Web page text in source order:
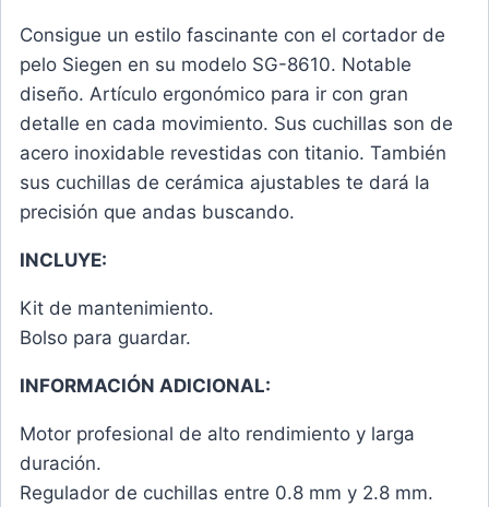
Consigue un estilo fascinante con el cortador de
pelo Siegen en su modelo SG-8610. Notable
diseño. Artículo ergonómico para ir con gran
detalle en cada movimiento. Sus cuchillas son de
acero inoxidable revestidas con titanio. También
sus cuchillas de cerámica ajustables te dará la
precisión que andas buscando.
INCLUYE:
Kit de mantenimiento.
Bolso para guardar.
INFORMACIÓN ADICIONAL:
Motor profesional de alto rendimiento y larga
duración.
Regulador de cuchillas entre 0.8 mm y 2.8 mm.